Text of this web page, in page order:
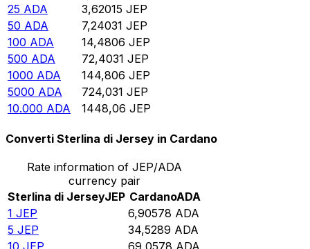
25 ADA 3,62015 JEP
50 ADA 7,24031 JEP
100 ADA 14,4806 JEP
500 ADA 72,4031 JEP
1000 ADA 144,806 JEP
5000 ADA 724,031 JEP
10.000 ADA 1448,06 JEP
Converti Sterlina di Jersey in Cardano
Rate information of JEP/ADA
currency pair
Sterlina di JerseyJEP CardanoADA
1 JEP 6,90578 ADA
5 JEP 34,5289 ADA